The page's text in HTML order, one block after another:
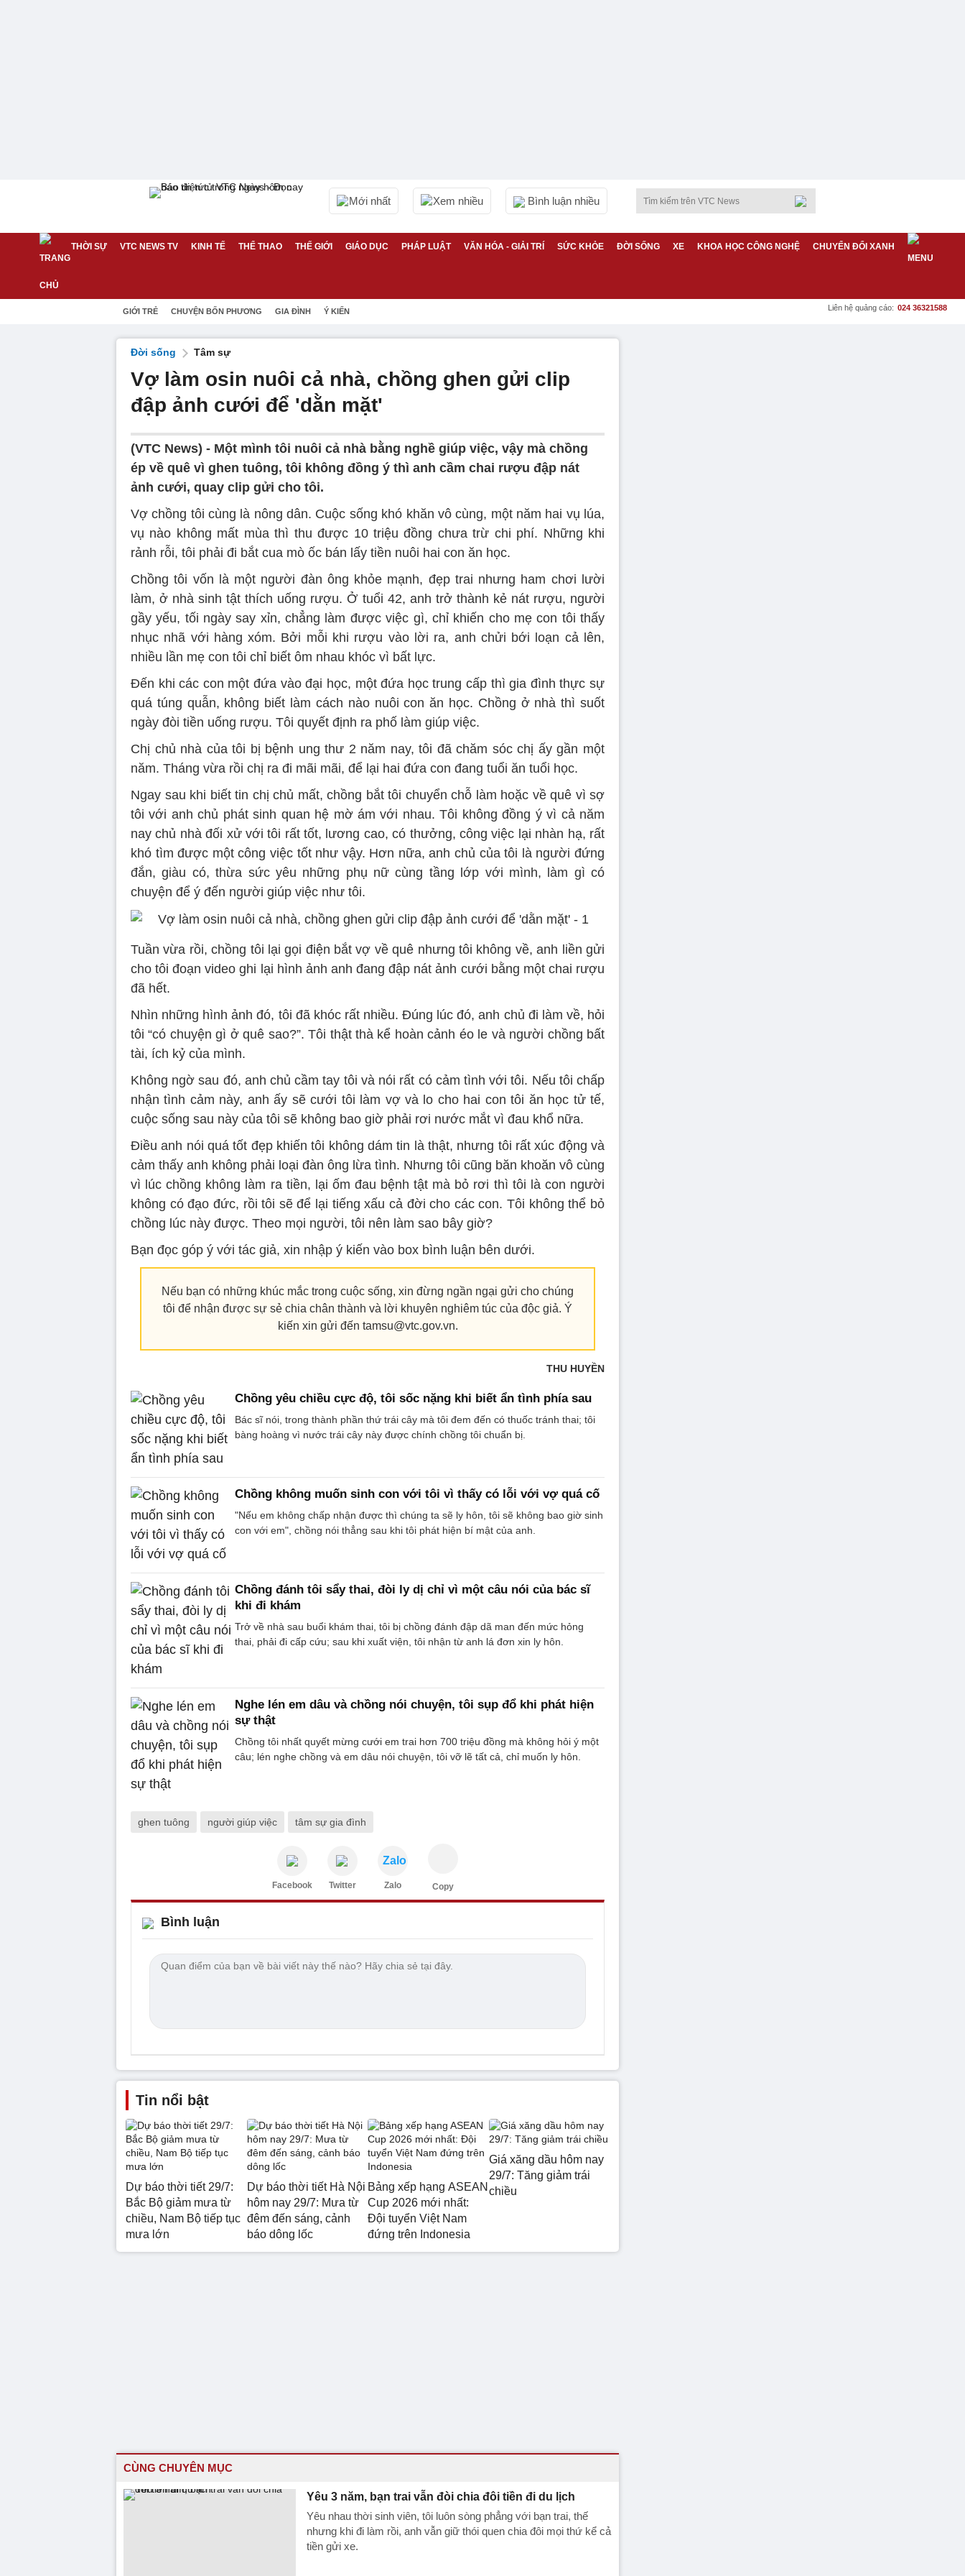
Mới nhất Xem nhiều Bình luận nhiều
THỜI SỰ VTC NEWS TV KINH TẾ THỂ THAO THẾ GIỚI GIÁO DỤC PHÁP LUẬT VĂN HÓA - GIẢI TRÍ SỨC KHỎE ĐỜI SỐNG XE KHOA HỌC CÔNG NGHỆ CHUYỂN ĐỔI XANH
GIỚI TRẺ CHUYỆN BỐN PHƯƠNG GIA ĐÌNH Ý KIẾN Liên hệ quảng cáo: 024 36321588
Đời sống Tâm sự
Vợ làm osin nuôi cả nhà, chồng ghen gửi clip
đập ảnh cưới để 'dằn mặt'
(VTC News) - Một mình tôi nuôi cả nhà bằng nghề giúp việc, vậy mà chồng
ép về quê vì ghen tuông, tôi không đồng ý thì anh cầm chai rượu đập nát
ảnh cưới, quay clip gửi cho tôi.
Vợ chồng tôi cùng là nông dân. Cuộc sống khó khăn vô cùng, một năm hai vụ lúa,
vụ nào không mất mùa thì thu được 10 triệu đồng chưa trừ chi phí. Những khi
rảnh rỗi, tôi phải đi bắt cua mò ốc bán lấy tiền nuôi hai con ăn học.
Chồng tôi vốn là một người đàn ông khỏe mạnh, đẹp trai nhưng ham chơi lười
làm, ở nhà sinh tật thích uống rượu. Ở tuổi 42, anh trở thành kẻ nát rượu, người
gầy yếu, tối ngày say xỉn, chẳng làm được việc gì, chỉ khiến cho mẹ con tôi thấy
nhục nhã với hàng xóm. Bởi mỗi khi rượu vào lời ra, anh chửi bới loạn cả lên,
nhiều lần mẹ con tôi chỉ biết ôm nhau khóc vì bất lực.
Đến khi các con một đứa vào đại học, một đứa học trung cấp thì gia đình thực sự
quá túng quẫn, không biết làm cách nào nuôi con ăn học. Chồng ở nhà thì suốt
ngày đòi tiền uống rượu. Tôi quyết định ra phố làm giúp việc.
Chị chủ nhà của tôi bị bệnh ung thư 2 năm nay, tôi đã chăm sóc chị ấy gần một
năm. Tháng vừa rồi chị ra đi mãi mãi, để lại hai đứa con đang tuổi ăn tuổi học.
Ngay sau khi biết tin chị chủ mất, chồng bắt tôi chuyển chỗ làm hoặc về quê vì sợ
tôi với anh chủ phát sinh quan hệ mờ ám với nhau. Tôi không đồng ý vì cả năm
nay chủ nhà đối xử với tôi rất tốt, lương cao, có thưởng, công việc lại nhàn hạ, rất
khó tìm được một công việc tốt như vậy. Hơn nữa, anh chủ của tôi là người đứng
đắn, giàu có, thừa sức yêu những phụ nữ cùng tầng lớp với mình, làm gì có
chuyện để ý đến người giúp việc như tôi.
Tuần vừa rồi, chồng tôi lại gọi điện bắt vợ về quê nhưng tôi không về, anh liền gửi
cho tôi đoạn video ghi lại hình ảnh anh đang đập nát ảnh cưới bằng một chai rượu
đã hết.
Nhìn những hình ảnh đó, tôi đã khóc rất nhiều. Đúng lúc đó, anh chủ đi làm về, hỏi
tôi “có chuyện gì ở quê sao?”. Tôi thật thà kể hoàn cảnh éo le và người chồng bất
tài, ích kỷ của mình.
Không ngờ sau đó, anh chủ cầm tay tôi và nói rất có cảm tình với tôi. Nếu tôi chấp
nhận tình cảm này, anh ấy sẽ cưới tôi làm vợ và lo cho hai con tôi ăn học tử tế,
cuộc sống sau này của tôi sẽ không bao giờ phải rơi nước mắt vì đau khổ nữa.
Điều anh nói quá tốt đẹp khiến tôi không dám tin là thật, nhưng tôi rất xúc động và
cảm thấy anh không phải loại đàn ông lừa tình. Nhưng tôi cũng băn khoăn vô cùng
vì lúc chồng không làm ra tiền, lại ốm đau bệnh tật mà bỏ rơi thì tôi là con người
không có đạo đức, rồi tôi sẽ để lại tiếng xấu cả đời cho các con. Tôi không thể bỏ
chồng lúc này được. Theo mọi người, tôi nên làm sao bây giờ?
Bạn đọc góp ý với tác giả, xin nhập ý kiến vào box bình luận bên dưới.
Nếu bạn có những khúc mắc trong cuộc sống, xin đừng ngần ngại gửi cho chúng
tôi để nhận được sự sẻ chia chân thành và lời khuyên nghiêm túc của độc giả. Ý
kiến xin gửi đến tamsu@vtc.gov.vn.
THU HUYỀN
Chồng yêu chiều cực độ, tôi sốc nặng khi biết ẩn tình phía sau
Bác sĩ nói, trong thành phần thứ trái cây mà tôi đem đến có thuốc tránh thai; tôi
bàng hoàng vì nước trái cây này được chính chồng tôi chuẩn bị.
Chồng không muốn sinh con với tôi vì thấy có lỗi với vợ quá cố
"Nếu em không chấp nhận được thì chúng ta sẽ ly hôn, tôi sẽ không bao giờ sinh
con với em", chồng nói thẳng sau khi tôi phát hiện bí mật của anh.
Chồng đánh tôi sẩy thai, đòi ly dị chỉ vì một câu nói của bác sĩ
khi đi khám
Trở về nhà sau buổi khám thai, tôi bị chồng đánh đập dã man đến mức hỏng
thai, phải đi cấp cứu; sau khi xuất viện, tôi nhận từ anh lá đơn xin ly hôn.
Nghe lén em dâu và chồng nói chuyện, tôi sụp đổ khi phát hiện
sự thật
Chồng tôi nhất quyết mừng cưới em trai hơn 700 triệu đồng mà không hỏi ý một
câu; lén nghe chồng và em dâu nói chuyện, tôi vỡ lẽ tất cả, chỉ muốn ly hôn.
ghen tuông người giúp việc tâm sự gia đình
Facebook Twitter
Zalo
Zalo Copy
Bình luận
Tin nổi bật
Dự báo thời tiết 29/7:
Bắc Bộ giảm mưa từ
chiều, Nam Bộ tiếp tục
mưa lớn
Dự báo thời tiết Hà Nội
hôm nay 29/7: Mưa từ
đêm đến sáng, cảnh
báo dông lốc
Bảng xếp hạng ASEAN
Cup 2026 mới nhất:
Đội tuyển Việt Nam
đứng trên Indonesia
Giá xăng dầu hôm nay
29/7: Tăng giảm trái
chiều
CÙNG CHUYÊN MỤC
Yêu 3 năm, bạn trai vẫn đòi chia đôi tiền đi du lịch
Yêu nhau thời sinh viên, tôi luôn sòng phẳng với bạn trai, thế
nhưng khi đi làm rồi, anh vẫn giữ thói quen chia đôi mọi thứ kể cả
tiền gửi xe.